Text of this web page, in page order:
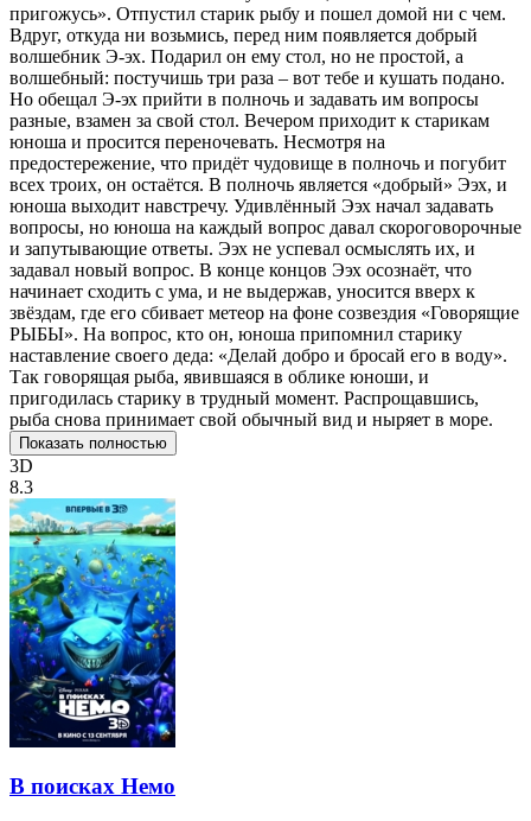
пригожусь». Отпустил старик рыбу и пошел домой ни с чем.
Вдруг, откуда ни возьмись, перед ним появляется добрый
волшебник Э-эх. Подарил он ему стол, но не простой, а
волшебный: постучишь три раза – вот тебе и кушать подано.
Но обещал Э-эх прийти в полночь и задавать им вопросы
разные, взамен за свой стол. Вечером приходит к старикам
юноша и просится переночевать. Несмотря на
предостережение, что придёт чудовище в полночь и погубит
всех троих, он остаётся. В полночь является «добрый» Ээх, и
юноша выходит навстречу. Удивлённый Ээх начал задавать
вопросы, но юноша на каждый вопрос давал скороговорочные
и запутывающие ответы. Ээх не успевал осмыслять их, и
задавал новый вопрос. В конце концов Ээх осознаёт, что
начинает сходить с ума, и не выдержав, уносится вверх к
звёздам, где его сбивает метеор на фоне созвездия «Говорящие
РЫБЫ». На вопрос, кто он, юноша припомнил старику
наставление своего деда: «Делай добро и бросай его в воду».
Так говорящая рыба, явившаяся в облике юноши, и
пригодилась старику в трудный момент. Распрощавшись,
рыба снова принимает свой обычный вид и ныряет в море.
Показать полностью
3D
8.3
В поисках Немо